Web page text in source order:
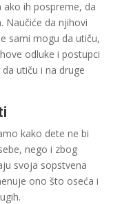
ih pospreme, da
Naučiće da njihovi
sami mogu da utiču,
odluke i postupci
utiču i na druge
kako dete ne bi
nego i zbog
svoja sopstvena
ono što oseća i